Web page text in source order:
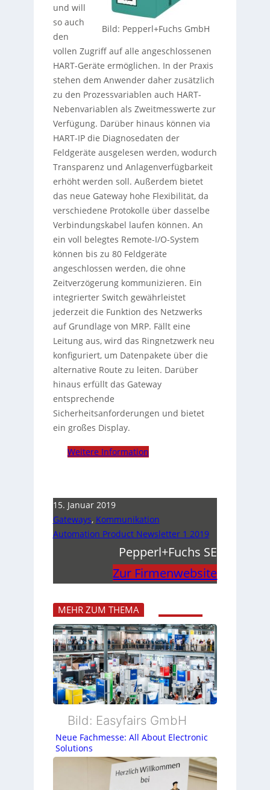
Bild: Pepperl+Fuchs GmbH
und will
so auch
den
vollen Zugriff auf alle angeschlossenen
HART-Geräte ermöglichen. In der Praxis
stehen dem Anwender daher zusätzlich
zu den Prozessvariablen auch HART-
Nebenvariablen als Zweitmesswerte zur
Verfügung. Darüber hinaus können via
HART-IP die Diagnosedaten der
Feldgeräte ausgelesen werden, wodurch
Transparenz und Anlagenverfügbarkeit
erhöht werden soll. Außerdem bietet
das neue Gateway hohe Flexibilität, da
verschiedene Protokolle über dasselbe
Verbindungskabel laufen können. An
ein voll belegtes Remote-I/O-System
können bis zu 80 Feldgeräte
angeschlossen werden, die ohne
Zeitverzögerung kommunizieren. Ein
integrierter Switch gewährleistet
jederzeit die Funktion des Netzwerks
auf Grundlage von MRP. Fällt eine
Leitung aus, wird das Ringnetzwerk neu
konfiguriert, um Datenpakete über die
alternative Route zu leiten. Darüber
hinaus erfüllt das Gateway
entsprechende
Sicherheitsanforderungen und bietet
ein großes Display.
Weitere Information
15. Januar 2019
Gateways, Kommunikation
Automation Product Newsletter 1 2019
Pepperl+Fuchs SE
Zur Firmenwebsite
MEHR ZUM THEMA
Bild: Easyfairs GmbH
Neue Fachmesse: All About Electronic
Solutions